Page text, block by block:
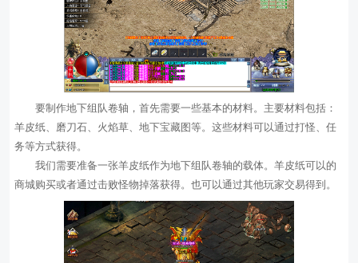
要制作地下组队卷轴，首先需要一些基本的材料。主要材料包括：
羊皮纸、磨刀石、火焰草、地下宝藏图等。这些材料可以通过打怪、任
务等方式获得。
我们需要准备一张羊皮纸作为地下组队卷轴的载体。羊皮纸可以的
商城购买或者通过击败怪物掉落获得。也可以通过其他玩家交易得到。